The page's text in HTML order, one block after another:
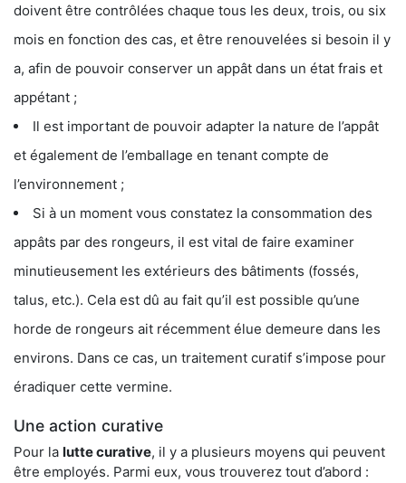
doivent être contrôlées chaque tous les deux, trois, ou six
mois en fonction des cas, et être renouvelées si besoin il y
a, afin de pouvoir conserver un appât dans un état frais et
appétant ;
Il est important de pouvoir adapter la nature de l’appât
et également de l’emballage en tenant compte de
l’environnement ;
Si à un moment vous constatez la consommation des
appâts par des rongeurs, il est vital de faire examiner
minutieusement les extérieurs des bâtiments (fossés,
talus, etc.). Cela est dû au fait qu’il est possible qu’une
horde de rongeurs ait récemment élue demeure dans les
environs. Dans ce cas, un traitement curatif s’impose pour
éradiquer cette vermine.
Une action curative
Pour la lutte curative, il y a plusieurs moyens qui peuvent
être employés. Parmi eux, vous trouverez tout d’abord :